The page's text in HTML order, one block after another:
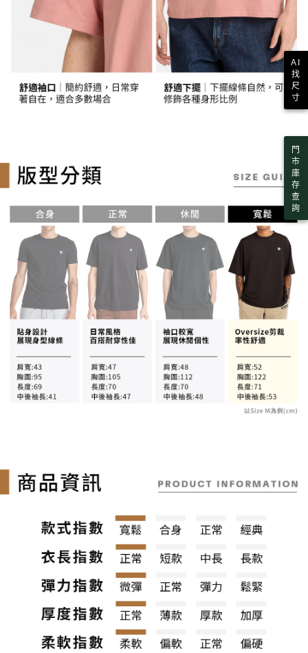
３．未成年的使用者請事先徵得法定代理人或監護人之同意方可使用
「AFTEE先享後付」，若未經同意申辦者引起之損失，本公司不負相關責
４．使用「AFTEE先享後付」時，將依據個別帳號之用戶狀況，依本公司即
時審查核予不同之上限額度；若仍有額度不足之情形，本公司將視審查結果
請求用戶進行身份認證。
恩沛科技股份有限公司將有權停止該用戶之使用額度並採取法律行動。
宅配
每筆NT$130，滿NT$2,000(含以上)免運費
門
市
庫
存
查
詢
AI
找
尺
寸